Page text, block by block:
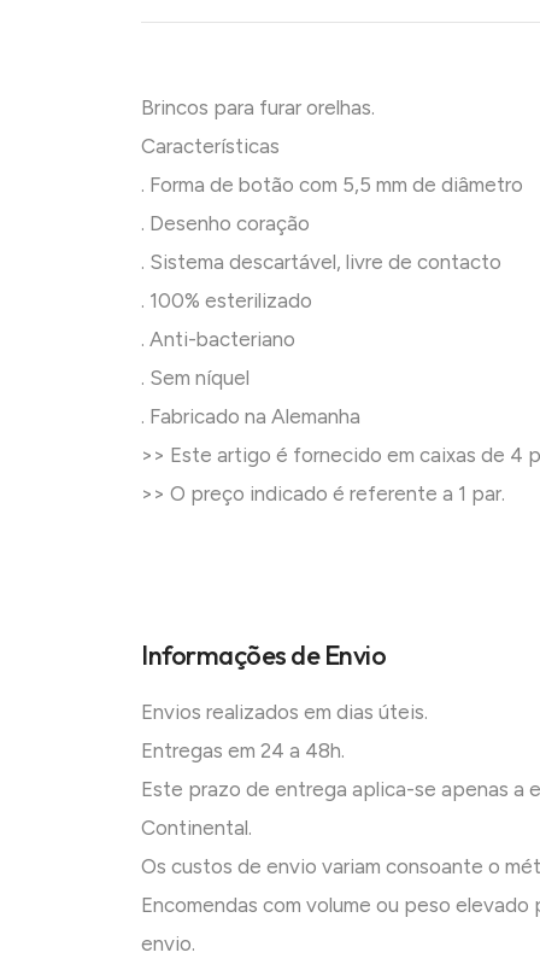
Brincos para furar orelhas.
Características
. Forma de botão com 5,5 mm de diâmetro
. Desenho coração
. Sistema descartável, livre de contacto
. 100% esterilizado
. Anti-bacteriano
. Sem níquel
. Fabricado na Alemanha
>> Este artigo é fornecido em caixas de 4
>> O preço indicado é referente a 1 par.
Informações de Envio
Envios realizados em dias úteis.
Entregas em 24 a 48h.
Este prazo de entrega aplica-se apenas a
Continental.
Os custos de envio variam consoante o
Encomendas com volume ou peso
envio.